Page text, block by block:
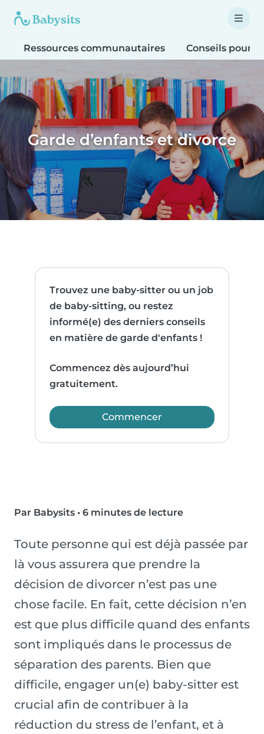
Ressources communautaires Conseils pour
Garde d’enfants et divorce
Trouvez une baby-sitter ou un job
de baby-sitting, ou restez
informé(e) des derniers conseils
en matière de garde d'enfants !
Commencez dès aujourd’hui
gratuitement.
Commencer
Par Babysits • 6 minutes de lecture
Toute personne qui est déjà passée par
là vous assurera que prendre la
décision de divorcer n’est pas une
chose facile. En fait, cette décision n’en
est que plus difficile quand des enfants
sont impliqués dans le processus de
séparation des parents. Bien que
difficile, engager un(e) baby-sitter est
crucial afin de contribuer à la
réduction du stress de l’enfant, et à